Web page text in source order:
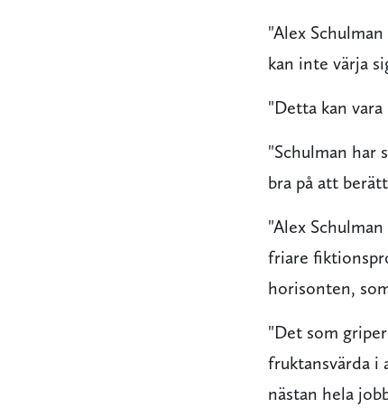
"Alex
kan inte värja
"Detta kan
"Schulman har
bra på att
"Alex
friare
horisonten,
"Det som
fruktansvärda i
nästan hela